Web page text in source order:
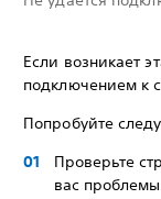
Если возникает
подключением к
Попробуйте
Проверьте
вас